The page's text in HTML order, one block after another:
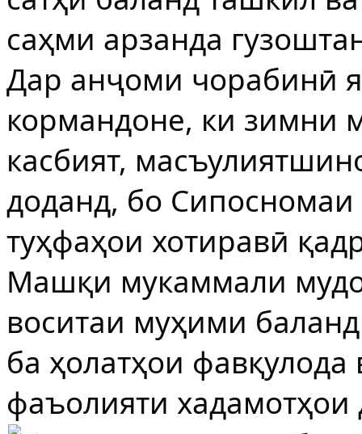
саҳми арзанда
Дар анҷоми чорабинӣ
кормандоне, ки зимни
касбият,
доданд, бо
туҳфаҳои хотиравӣ
Машқи мукаммали
воситаи муҳими
ба ҳолатҳои
фаъолияти